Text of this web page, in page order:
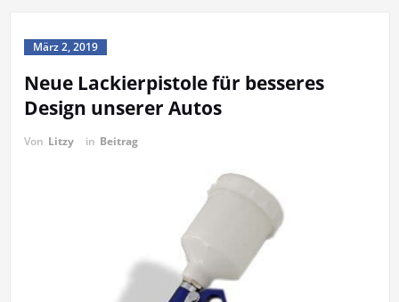
März 2, 2019
Neue Lackierpistole für besseres
Design unserer Autos
Von Litzy in Beitrag